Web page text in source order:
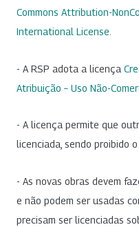
Commons Attribution-
International License
- A RSP adota a licença
Atribuição – Uso Não-
- A licença permite que
licenciada, sendo proibido
- As novas obras devem
e não podem ser usadas
precisam ser licenciadas